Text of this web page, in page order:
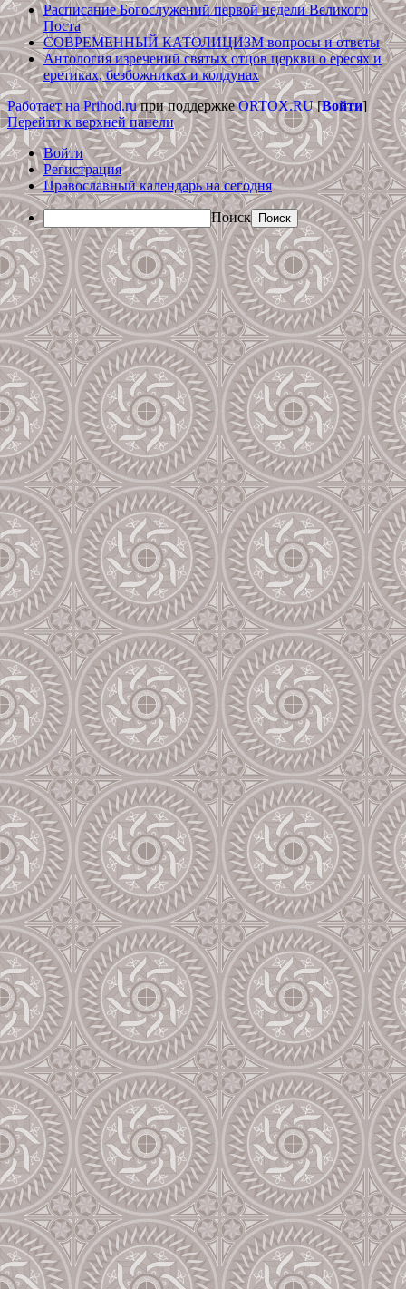
Расписание Богослужений первой недели Великого
Поста
СОВРЕМЕННЫЙ КАТОЛИЦИЗМ вопросы и ответы
Антология изречений святых отцов церкви о ересях и
еретиках, безбожниках и колдунах
Работает на Prihod.ruпри поддержкеORTOX.RU[Войти]
Перейти к верхней панели
Войти
Регистрация
Православный календарь на сегодня
Поиск